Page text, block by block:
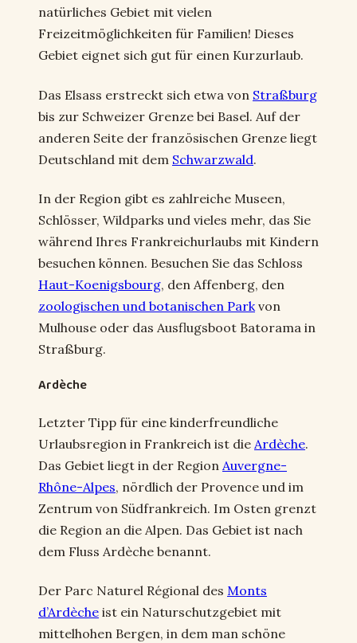
natürliches Gebiet mit vielen
Freizeitmöglichkeiten für Familien! Dieses
Gebiet eignet sich gut für einen Kurzurlaub.
Das Elsass erstreckt sich etwa von Straßburg
bis zur Schweizer Grenze bei Basel. Auf der
anderen Seite der französischen Grenze liegt
Deutschland mit dem Schwarzwald.
In der Region gibt es zahlreiche Museen,
Schlösser, Wildparks und vieles mehr, das Sie
während Ihres Frankreichurlaubs mit Kindern
besuchen können. Besuchen Sie das Schloss
Haut-Koenigsbourg, den Affenberg, den
zoologischen und botanischen Park von
Mulhouse oder das Ausflugsboot Batorama in
Straßburg.
Ardèche
Letzter Tipp für eine kinderfreundliche
Urlaubsregion in Frankreich ist die Ardèche.
Das Gebiet liegt in der Region Auvergne-
Rhône-Alpes, nördlich der Provence und im
Zentrum von Südfrankreich. Im Osten grenzt
die Region an die Alpen. Das Gebiet ist nach
dem Fluss Ardèche benannt.
Der Parc Naturel Régional des Monts
d’Ardèche ist ein Naturschutzgebiet mit
mittelhohen Bergen, in dem man schöne